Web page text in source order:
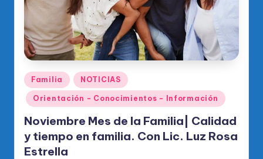
Publicado
en
Familia NOTICIAS
Orientación - Conocimientos - Información
Noviembre Mes de la Familia| Calidad
y tiempo en familia. Con Lic. Luz Rosa
Estrella